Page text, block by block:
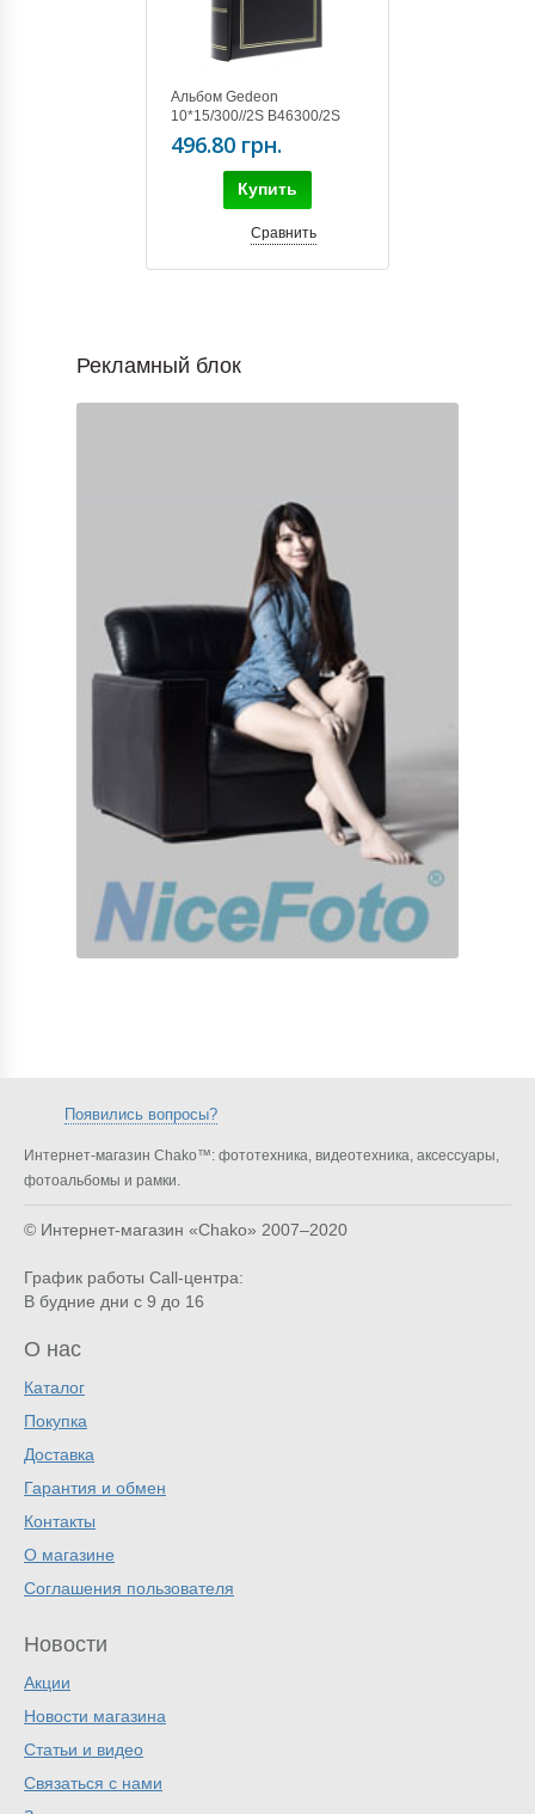
Альбом Gedeon
10*15/300//2S B46300/2S
CLASSIC BLACK
496.80 грн.
Купить
Сравнить
Рекламный блок
Появились вопросы?
Интернет-магазин Chako™: фототехника, видеотехника, аксессуары,
фотоальбомы и рамки.
© Интернет-магазин «Chako» 2007–2020
График работы Call-центра:
В будние дни с 9 до 16
О нас
Каталог
Покупка
Доставка
Гарантия и обмен
Контакты
О магазине
Соглашения пользователя
Новости
Акции
Новости магазина
Статьи и видео
Связаться с нами